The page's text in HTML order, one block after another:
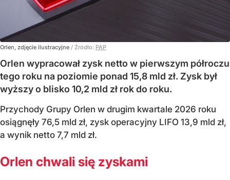
Orlen, zdjęcie ilustracyjne / Źródło: PAP
Orlen wypracował zysk netto w pierwszym półroczu
tego roku na poziomie ponad 15,8 mld zł. Zysk był
wyższy o blisko 10,2 mld zł rok do roku.
Przychody Grupy Orlen w drugim kwartale 2026 roku
osiągnęły 76,5 mld zł, zysk operacyjny LIFO 13,9 mld zł,
a wynik netto 7,7 mld zł.
Orlen chwali się zyskami